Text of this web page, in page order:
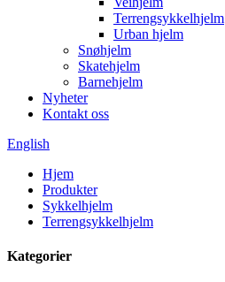
Terrengsykkelhjelm
Urban hjelm
Snøhjelm
Skatehjelm
Barnehjelm
Nyheter
Kontakt oss
English
Hjem
Produkter
Sykkelhjelm
Terrengsykkelhjelm
Kategorier